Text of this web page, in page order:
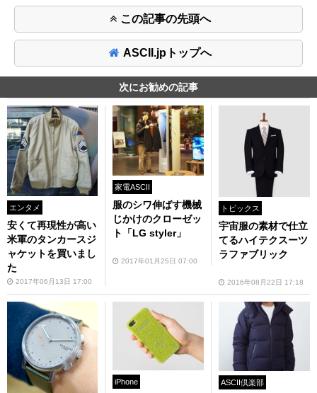
この記事の先頭へ
ASCII.jpトップへ
次にお勧めの記事
エンタメ
安くて再現性が高い
米軍のタンカースジ
ャケットを買いまし
た
2017年06月13日 17:00
家電ASCII
服のシワ伸ばす機械
じかけのクローゼッ
ト「LG styler」
2017年01月25日 07:00
トピックス
宇宙服の素材で仕立
てるハイテクスーツ
ラファブリック
2016年08月22日 17:18
iPhone ASCII倶楽部